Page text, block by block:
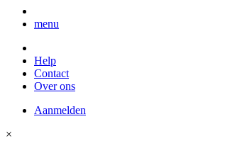
menu
Help
Contact
Over ons
Aanmelden
×